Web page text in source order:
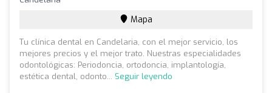
Mapa
Tu clínica dental en Candelaria, con el mejor servicio, los
mejores precios y el mejor trato. Nuestras especialidades
odontológicas: Periodoncia, ortodoncia, implantología,
estética dental, odonto... Seguir leyendo